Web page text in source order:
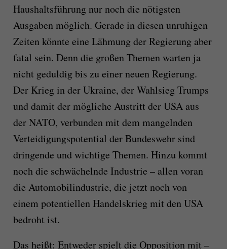
Haushaltsführung nur noch die nötigsten
Ausgaben möglich. Gerade in diesen unruhigen
Zeiten könnte eine Lähmung der Regierung aber
fatal sein. Denn die großen Themen warten ja
nicht geduldig bis zu einer neuen Regierung.
Der Krieg in der Ukraine, der Wahlsieg Trumps
und damit der mögliche Austritt der USA aus
der NATO, verbunden mit dem mangelnden
Verteidigungspotential der Bundeswehr sind
dringende und wichtige Themen. Hinzu kommt
noch die schwächelnde Industrie – allen voran
die Automobilindustrie, die jetzt noch von
einem potentiellen Handelskrieg mit den USA
bedroht ist.
Das heißt: Entweder spielt die Opposition mit –